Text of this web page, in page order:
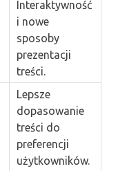
Interaktywność
i nowe
sposoby
prezentacji
treści.
Lepsze
dopasowanie
treści do
preferencji
użytkowników.